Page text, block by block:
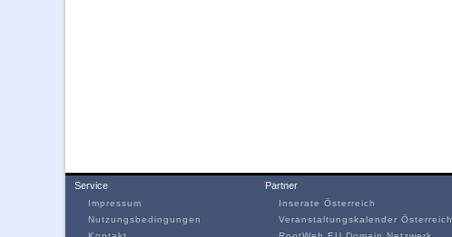
Service
Impressum
Nutzungsbedingungen
Partner
Inserate Österreich
Veranstaltungskalender Österreich